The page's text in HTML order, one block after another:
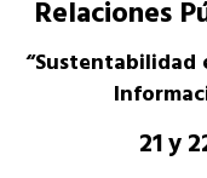
Relaciones
“Sustentabilidad
21 y